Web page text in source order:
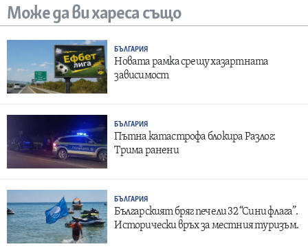
Може да ви хареса също
БЪЛГАРИЯ
Новата рамка срещу хазартната
зависимост
БЪЛГАРИЯ
Пътна катастрофа блокира Разлог:
Трима ранени
БЪЛГАРИЯ
Българският бряг печели 32 “Сини флага”.
Исторически връх за местния туризъм.